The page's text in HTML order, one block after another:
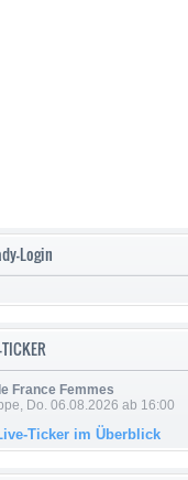
Login
France Femmes
Do. 06.08.2026 ab 16:00
Ticker im Überblick